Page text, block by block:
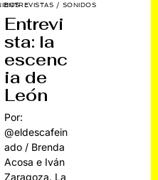
ENTREVISTAS / SONIDOS
Entrevi
sta: la
escenc
ia de
León
Por:
@eldescafein
ado / Brenda
Acosa e Iván
Zaragoza. La